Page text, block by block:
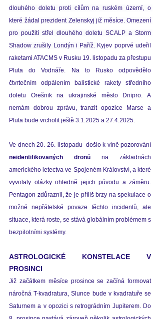
dlouhého doletu proti cílům na ruském území, o
které žádal prezident Zelenskyj již měsíce. Omezení
pro použití střel dlouhého doletu SCALP a Storm
Shadow zrušily Londýn i Paříž. Kyjev poprvé udeřil
raketami ATACMS v Rusku 19. listopadu za přestupu
Pluta do Vodnáře. Na to Rusko odpovědělo
čtvrtečním odpálením balistické rakety středního
doletu Orešnik na ukrajinské město Dnipro. A
nemám dobrou zprávu, tranzit opozice Marse a
Pluta bude vrcholit ještě 3.1.2025 a 27.4.2025.
neidentifikovaných dronů na základnách
amerického letectva ve Spojeném Království, a které
vyvolaly otázky ohledně jejich původu a záměru.
Pentagon zdůraznil, že je příliš brzy na spekulace o
možné nepřátelské povaze těchto incidentů, ale
situace, která roste, se stává globálním problémem s
bezpilotními systémy.
ASTROLOGICKÉ KONSTELACE V
PROSINCI
Již začátkem měsíce prosince se začíná formovat
náročná T-kvadratura, Slunce bude v kvadratuře se
Saturnem a v opozici s retrográdním Jupiterem. Do